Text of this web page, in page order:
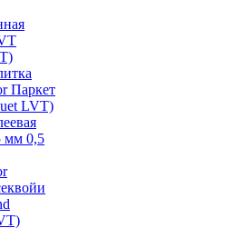
Паркет
LVT)
мм 0,5